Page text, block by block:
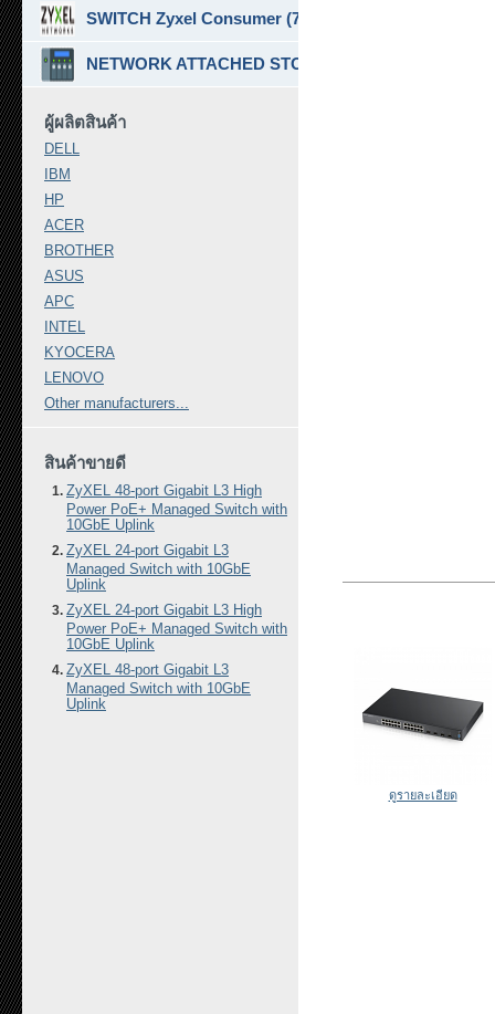
ดูรายละเอียด
SWITCH Zyxel Consumer (7)
NETWORK ATTACHED STORAGE ( NAS ) (7)
ผู้ผลิตสินค้า
DELL
IBM
HP
ACER
BROTHER
ASUS
APC
INTEL
KYOCERA
LENOVO
Other manufacturers...
สินค้าขายดี
ZyXEL 48-port Gigabit L3 High
Power PoE+ Managed Switch with
10GbE Uplink
ZyXEL 24-port Gigabit L3
Managed Switch with 10GbE
Uplink
ZyXEL 24-port Gigabit L3 High
Power PoE+ Managed Switch with
10GbE Uplink
ZyXEL 48-port Gigabit L3
Managed Switch with 10GbE
Uplink